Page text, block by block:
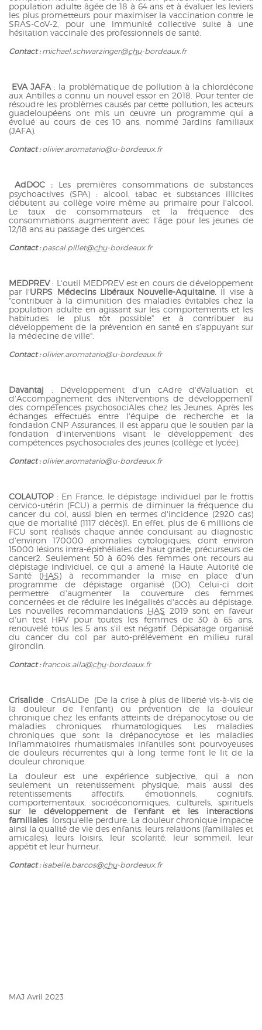
population adulte âgée de 18 à 64 ans et à évaluer les leviers
les plus prometteurs pour maximiser la vaccination contre le
SRAS-CoV-2, pour une immunité collective suite à une
hésitation vaccinale des professionnels de santé.
Contact :michael.schwarzinger@chu-bordeaux.fr
EVA JAFA : la problématique de pollution à la chlordécone
aux Antilles a connu un nouvel essor en 2018. Pour tenter de
résoudre les problèmes causés par cette pollution, les acteurs
guadeloupéens ont mis un œuvre un programme qui a
évolué au cours de ces 10 ans, nommé Jardins familiaux
(JAFA).
Contact :olivier.aromatario@u-bordeaux.fr
AdDOC :
Les premières consommations de substances
psychoactives (SPA) : alcool, tabac et substances illicites
débutent au collège voire même au primaire pour l'alcool.
Le taux de consommateurs et la fréquence des
consommations augmentent avec l'âge pour les jeunes de
12/18 ans au passage des urgences.
Contact :pascal.pillet@chu-bordeaux.fr
MEDPREV : L'outil MEDPREV est en cours de développement
par l'URPS Médecins Libéraux Nouvelle-Aquitaine. Il vise à
"contribuer à la dimunition des maladies évitables chez la
population adulte en agissant sur les comportements et les
habitudes le plus tôt possible" et à contribuer au
développement de la prévention en santé en s'appuyant sur
la médecine de ville".
Contact :olivier.aromatario@u-bordeaux.fr
Davantaj : Développement d'un cAdre d'éValuation et
d'Accompagnement des iNterventions de développemenT
des compéTences psychosociAles chez les Jeunes. Après les
échanges effectués entre l'équipe de recherche et la
fondation CNP Assurances, il est apparu que le soutien par la
fondation d'interventions visant le développement des
compétences psychosociales des jeunes (collège et lycée).
Contact :olivier.aromatario@u-bordeaux.fr
COLAUTOP: En France, le dépistage individuel par le frottis
cervico-utérin (FCU) a permis de diminuer la fréquence du
cancer du col, aussi bien en termes d'incidence (2920 cas)
que de mortalité (1117 décès)1. En effet, plus de 6 millions de
FCU sont réalisés chaque année conduisant au diagnostic
d'environ 170000 anomalies cytologiques, dont environ
15000 lésions intra-épithéliales de haut grade, précurseurs de
cancer2. Seulement 50 à 60% des femmes ont recours au
dépistage individuel, ce qui a amené la Haute Autorité de
Santé (HAS) à recommander la mise en place d'un
programme de dépistage organisé (DO). Celui-ci doit
permettre d'augmenter la couverture des femmes
concernées et de réduire les inégalités d'accès au dépistage.
Les nouvelles recommandations HAS 2019 sont en faveur
d'un test HPV pour toutes les femmes de 30 à 65 ans,
renouvelé tous les 5 ans s'il est négatif. Dépisatage organisé
du cancer du col par auto-prélévement en milieu rural
girondin.
Contact :francois.alla@chu-bordeaux.fr
Crisalide: CrisALiDe (De la crise à plus de liberté vis-à-vis de
la douleur de l'enfant) ou prévention de la douleur
chronique chez les enfants atteints de drépanocytose ou de
maladies chroniques rhumatologiques. Les maladies
chroniques que sont la drépanocytose et les maladies
inflammatoires rhumatismales infantiles sont pourvoyeuses
de douleurs récurrentes qui à long terme font le lit de la
douleur chronique.
La douleur est une expérience subjective, qui a non
seulement un retentissement physique, mais aussi des
retentissements affectifs, émotionnels, cognitifs,
comportementaux, socioéconomiques, culturels, spirituels
sur le développement de l'enfant et les interactions
familialeslorsqu'elle perdure. La douleur chronique impacte
ainsi la qualité de vie des enfants: leurs relations (familiales et
amicales), leurs loisirs, leur scolarité, leur sommeil, leur
appétit et leur humeur.
Contact :isabelle.barcos@chu-bordeaux.fr
MAJ Avril 2023